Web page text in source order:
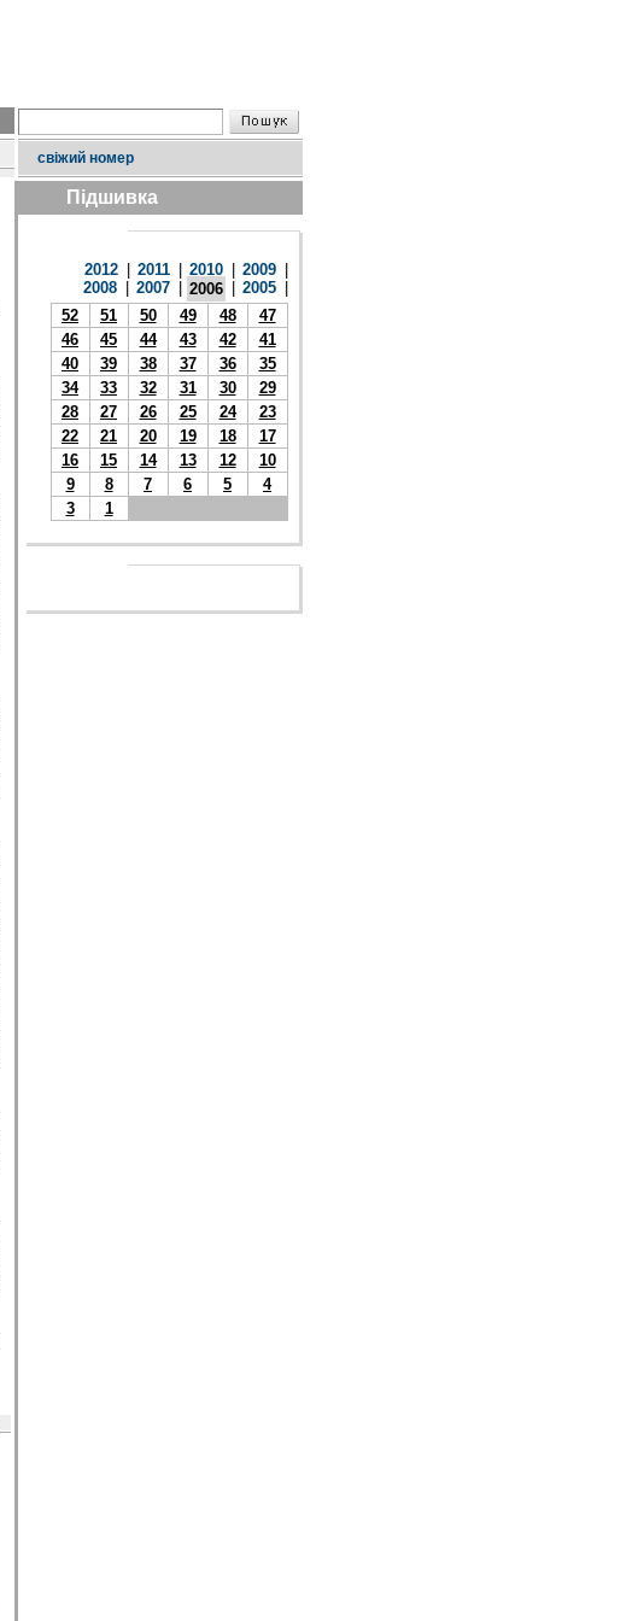
свіжий номер
Підшивка
2012 2011 2010 2009
2008
2007 2006 2005
52
51 50 49 48
47
46
45 44 43 42
41
40
39 38 37 36
35
34
33 32 31 30
29
28
27 26 25 24
23
22
21 20 19 18
17
16
15 14 13 12
10
9
8 7 6 5
4
3
1